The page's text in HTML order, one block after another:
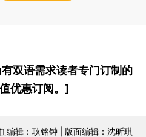
双语需求读者专门订制的
优惠订阅。]
编辑：耿铭钟 | 版面编辑：沈昕琪